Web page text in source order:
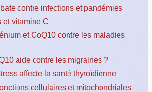
contre infections et pandémies
et vitamine C
et CoQ10 contre les maladies
aide contre les migraines ?
affecte la santé thyroïdienne
cellulaires et mitochondriales